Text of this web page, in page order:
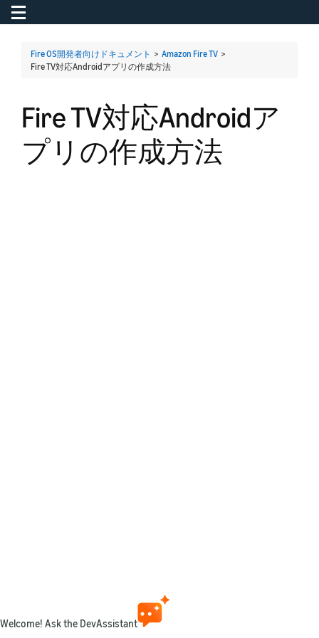
Toggle navigation
Fire OS開発者向けドキュメント > Amazon Fire TV >
Fire TV対応Androidアプリの作成方法
Fire TV対応Androidア
プリの作成方法
Welcome! Ask the DevAssistant